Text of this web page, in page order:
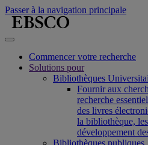
Passer à la navigation principale
Commencer votre recherche
Solutions pour
Bibliothèques
Fournir aux
recherche
des livres
la bibliothèque,
développement
Bibliothèques publiques